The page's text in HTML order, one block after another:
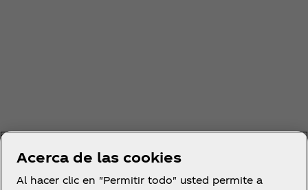
©2025 The Coca‑Cola Company
©2025 Lucasfilm Ltd.
Acerca de las cookies
Al hacer clic en "Permitir todo" usted permite a